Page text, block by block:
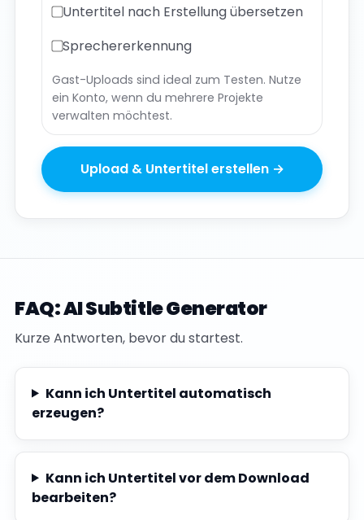
Untertitel nach Erstellung übersetzen
Sprechererkennung
Gast-Uploads sind ideal zum Testen. Nutze
ein Konto, wenn du mehrere Projekte
verwalten möchtest.
Upload & Untertitel erstellen →
FAQ: AI Subtitle Generator
Kurze Antworten, bevor du startest.
Kann ich Untertitel automatisch
erzeugen?
Kann ich Untertitel vor dem Download
bearbeiten?